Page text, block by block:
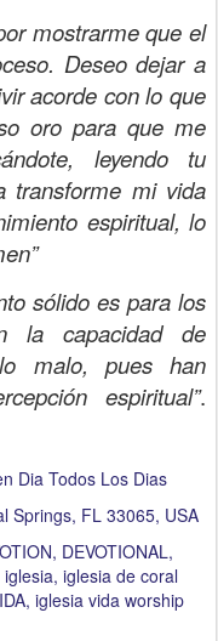
mostrarme que el
Deseo dejar a
acorde con lo que
oro para que me
leyendo tu
transforme mi vida
espiritual, lo
sólido es para los
la capacidad de
malo, pues han
espiritual”.
Dia Todos Los Dias
Springs, FL 33065, USA
DEVOTIONAL
iglesia iglesia de coral
iglesia vida worship